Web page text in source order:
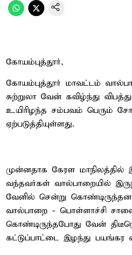
கோயம்புத்தூர்,
கோயம்புத்தூர் மாவட்டம்
சுற்றுலா வேன் கவிழ்ந்து
உயிரிழந்த சம்பவம் பெரும்
ஏற்படுத்தியுள்ளது.
முன்னதாக கேரள மாநிலத்தில்
வந்தவர்கள் வால்பாறையில்
வேனில் சென்று
வால்பாறை - பொள்ளாச்சி
கொண்டிருந்தபோது வேன்
கட்டுப்பாட்டை இழந்து பயங்கர